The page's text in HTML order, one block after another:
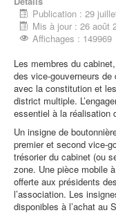
Publication : 29
Mis à jour : 26 août
Affichages : 149969
Les membres du
des vice-gouverneurs
avec la constitution et
district multiple.
essentiel à la réalisation
Un insigne de
premier et second vice-
trésorier du cabinet (ou
zone. Une pièce mobile
offerte aux présidents
l’association. Les
disponibles à l’achat au